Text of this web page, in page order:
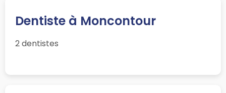
Dentiste à Moncontour
2 dentistes